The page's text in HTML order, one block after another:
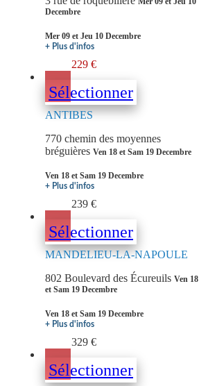
Decembre
Mer 09 et Jeu 10 Decembre
+ Plus d'infos
229 €
Sélectionner
ANTIBES
770 chemin des moyennes
bréguières Ven 18 et Sam 19 Decembre
Ven 18 et Sam 19 Decembre
+ Plus d'infos
239 €
Sélectionner
MANDELIEU-LA-NAPOULE
802 Boulevard des Écureuils Ven 18
et Sam 19 Decembre
Ven 18 et Sam 19 Decembre
+ Plus d'infos
329 €
Sélectionner